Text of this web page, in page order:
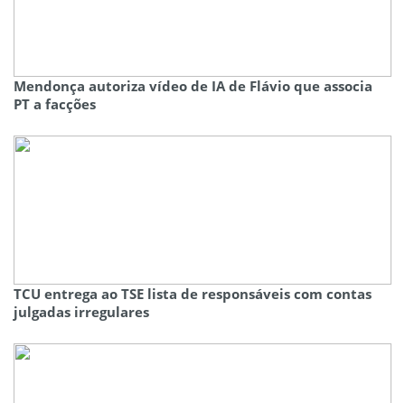
Mendonça autoriza vídeo de IA de Flávio que associa
PT a facções
TCU entrega ao TSE lista de responsáveis com contas
julgadas irregulares